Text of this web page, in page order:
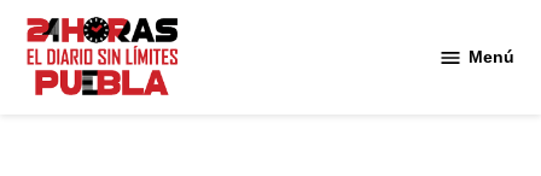
Saltar
contenido
Menú